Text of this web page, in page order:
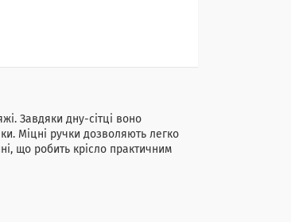
Завдяки дну-сітці воно
Міцні ручки дозволяють легко
що робить крісло практичним